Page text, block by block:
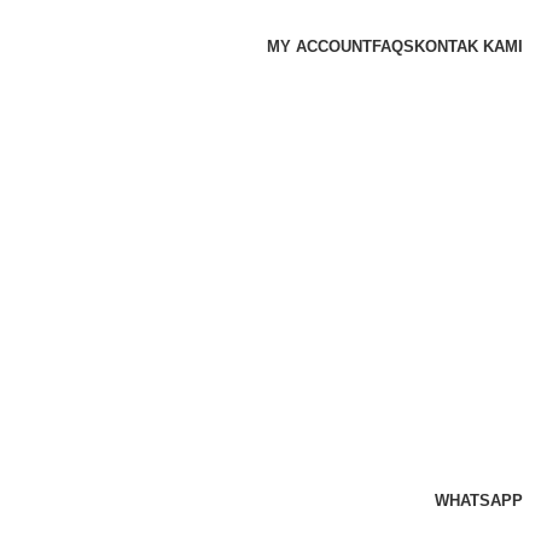
MY ACCOUNTFAQS KONTAK KAMI
WHATSAPP